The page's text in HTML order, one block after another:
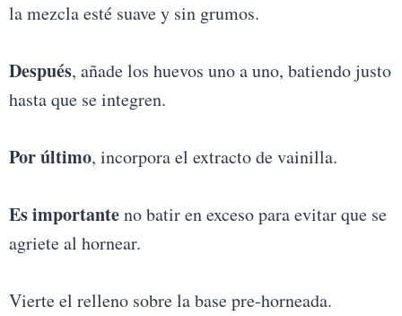
la mezcla esté suave y sin grumos.
Después, añade los huevos uno a uno, batiendo justo
hasta que se integren.
Por último, incorpora el extracto de vainilla.
Es importanteno batir en exceso para evitar que se
agriete al hornear.
Vierte el relleno sobre la base pre-horneada.